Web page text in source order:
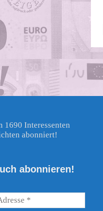
1690 Interessenten
abonniert!
abonnieren!